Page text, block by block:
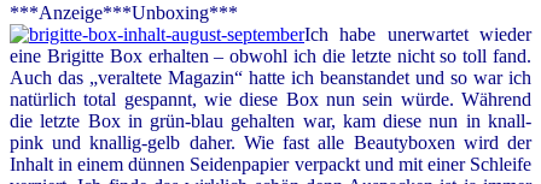
***Anzeige***Unboxing***
Ich habe unerwartet wieder
eine Brigitte Box erhalten – obwohl ich die letzte nicht so toll fand.
Auch das „veraltete Magazin“ hatte ich beanstandet und so war ich
natürlich total gespannt, wie diese Box nun sein würde. Während
die letzte Box in grün-blau gehalten war, kam diese nun in knall-
pink und knallig-gelb daher. Wie fast alle Beautyboxen wird der
Inhalt in einem dünnen Seidenpapier verpackt und mit einer Schleife